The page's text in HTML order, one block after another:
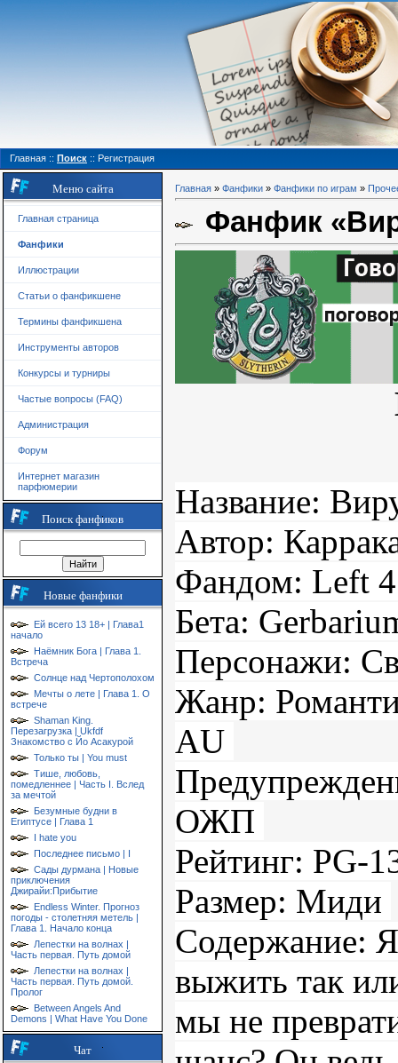
Главная :: Поиск :: Регистрация
Меню сайта
Главная страница
Фанфики
Иллюстрации
Статьи о фанфикшене
Термины фанфикшена
Инструменты авторов
Конкурсы и турниры
Частые вопросы (FAQ)
Администрация
Форум
Интернет магазин
парфюмерии
Поиск фанфиков
Новые фанфики
Ей всего 13 18+ | Глава1
начало
Наёмник Бога | Глава 1.
Встреча
Солнце над Чертополохом
Мечты о лете | Глава 1. О
встрече
Shaman King.
Перезагрузка | Ukfdf
Знакомство с Йо Асакурой
Только ты | You must
Тише, любовь,
помедленнее | Часть I. Вслед
за мечтой
Безумные будни в
Египтусе | Глава 1
I hate you
Последнее письмо | I
Сады дурмана | Новые
приключения
Джирайи:Прибытие
Endless Winter. Прогноз
погоды - столетняя метель |
Глава 1. Начало конца
Лепестки на волнах |
Часть первая. Путь домой
Лепестки на волнах |
Часть первая. Путь домой.
Пролог
Between Angels And
Demons | What Have You Done
Чат
Главная » Фанфики » Фанфики по играм »
Фанфик
Название:
Автор:
Фандом: Left
Бета:
Персонажи:
Жанр:
AU
ОЖП
Рейтинг: PG-
Размер: Миди
Содержание:
выжить так
мы не